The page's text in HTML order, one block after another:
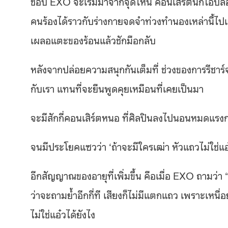
คนร้องได้ราวกับร่างกายจดจำท่วงทำนองเหล่านี้
เผลอแตะของร้อนแล้วชักมือกลับ
หลังจากปล่อยความสนุกกันเต็มที่ ช่วงของการรีชา
กับเรา แทนที่จะยืนพูดคุยเหมือนที่เคยเป็นมา
จะมีสักกี่คอนเสิร์ตหนอ ที่ศิลปินลงไปนอนหมดแรง
จนมีประโยคแซวว่า ‘ถ้าจะมีใครเฒ่า หัวแถวไม่ใช่
อีกสัญญาณของอายุที่เพิ่มขึ้น คือเมื่อ EXO ถามว่า
ว่าจะถามย้ำอีกกี่ที เสียงก็ไม่มีแตกแถว เพราะเห
ไม่ใช่แอ๋วได้ยังไง